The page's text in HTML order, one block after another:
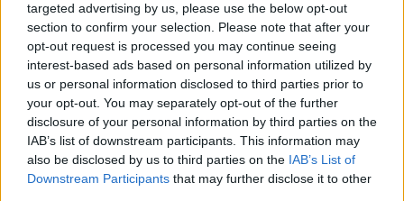
targeted advertising by us, please use the below opt-out
section to confirm your selection. Please note that after your
opt-out request is processed you may continue seeing
interest-based ads based on personal information utilized by
us or personal information disclosed to third parties prior to
your opt-out. You may separately opt-out of the further
disclosure of your personal information by third parties on the
IAB’s list of downstream participants. This information may
also be disclosed by us to third parties on the IAB’s List of
Downstream Participants that may further disclose it to other
του πολυαγαπημένου συζύγου της, René
Angélil το 2016, η Ντιόν μοιάζει να άφησε
τελείως το τιμόνι της ζωής της στον νεαρό:
όπως αναφέρουν οι tabloids, όποιος θέλει να
επικοινωνήσει μαζί της πρέπει πρώτα να
περάσει από τον Muñoz.